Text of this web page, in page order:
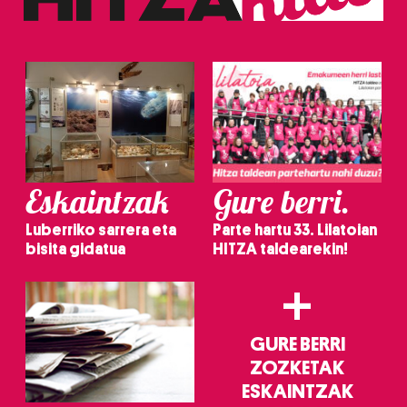
Eskaintzak
Luberriko sarrera eta
bisita gidatua
Gure berri.
Parte hartu 33. Lilatoian
HITZA taldearekin!
+
GURE BERRI
ZOZKETAK
ESKAINTZAK